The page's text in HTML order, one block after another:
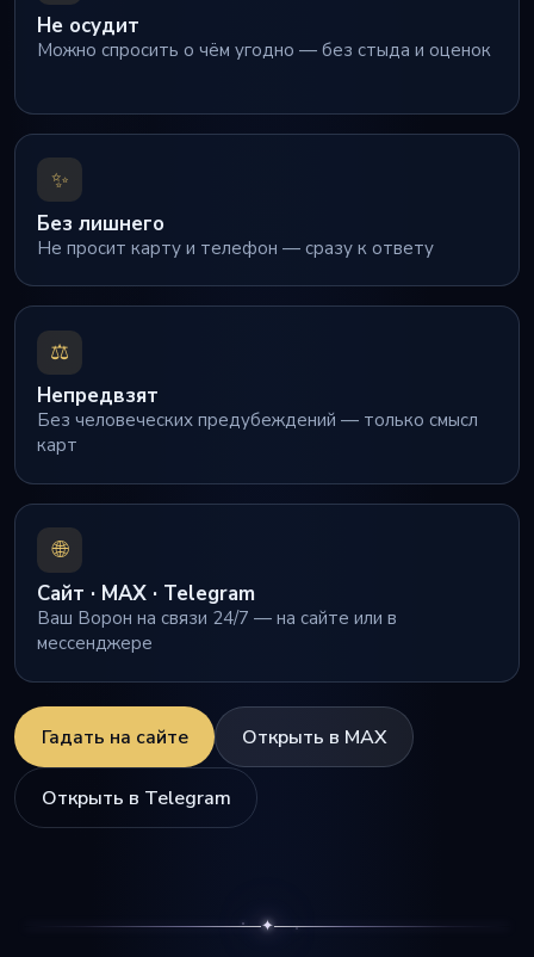
Не осудит
Можно спросить о чём угодно — без стыда и оценок
✨
Без лишнего
Не просит карту и телефон — сразу к ответу
⚖️
Непредвзят
Без человеческих предубеждений — только смысл
карт
🌐
Сайт · MAX · Telegram
Ваш Ворон на связи 24/7 — на сайте или в
мессенджере
Гадать на сайте Открыть в MAX
Открыть в Telegram
✦